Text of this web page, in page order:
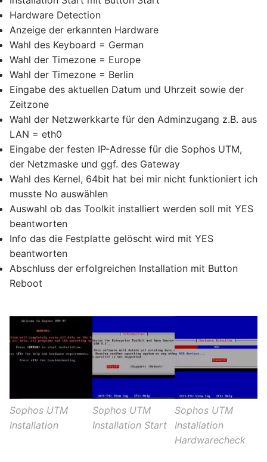
Hardware Detection
Anzeige der erkannten Hardware
Wahl des Keyboard = German
Wahl der Timezone = Europe
Wahl der Timezone = Berlin
Eingabe des aktuellen Datum und Uhrzeit sowie der
Zeitzone
Wahl der Netzwerkkarte für den Adminzugang z.B. aus
LAN = eth0
Eingabe der festen IP-Adresse für die Sophos UTM,
der Netzmaske und ggf. des Gateway
Wahl des Kernel, 64bit hat bei mir nicht funktioniert ich
musste No auswählen
Auswahl ob das Toolkit installiert werden soll mit YES
beantworten
Info das die Festplatte gelöscht wird mit YES
beantworten
Abschluss der erfolgreichen Installation mit Button
Reboot
Sophos UTM
Installation
Sophos UTM
Installation Start
Sophos UTM
Installation
Hardwarecheck